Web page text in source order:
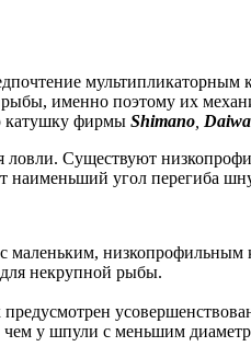
именно поэтому их
катушку фирмы Shimano, Daiwa
ловли. Существуют
наименьший угол перегиба
маленьким,
некрупной рыбы.
чем у шпули с меньшим